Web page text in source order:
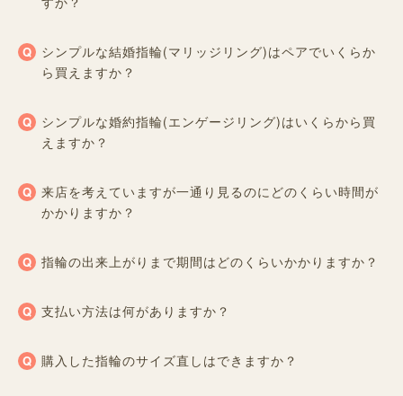
シンプルな結婚指輪(マリッジリング)はペアでいくらか
ら買えますか？
シンプルな婚約指輪(エンゲージリング)はいくらから買
えますか？
来店を考えていますが一通り見るのにどのくらい時間が
かかりますか？
指輪の出来上がりまで期間はどのくらいかかりますか？
支払い方法は何がありますか？
購入した指輪のサイズ直しはできますか？